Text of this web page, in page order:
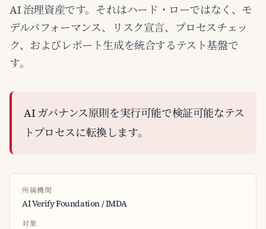
AI 治理資産です。それはハード・ローではなく、モ
デルパフォーマンス、リスク宣言、プロセスチェッ
ク、およびレポート生成を統合するテスト基盤で
す。
AI ガバナンス原則を実行可能で検証可能なテス
トプロセスに転換します。
所属機関
AI Verify Foundation / IMDA
対象